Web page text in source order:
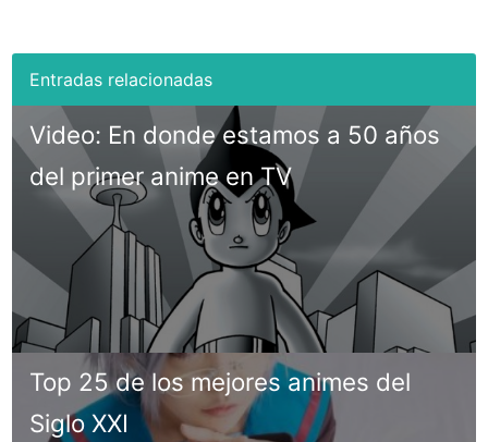
Video: En donde estamos a 50 años
del primer anime en TV
Top 25 de los mejores animes del
Siglo XXI